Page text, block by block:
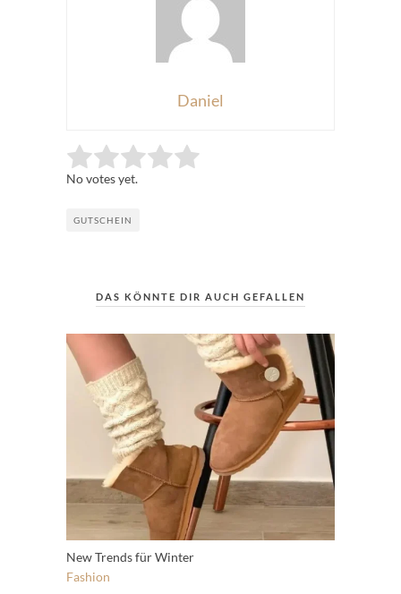
Daniel
Rate this item: Submit Rating
No votes yet.
GUTSCHEIN
DAS KÖNNTE DIR AUCH GEFALLEN
New Trends für Winter
Fashion